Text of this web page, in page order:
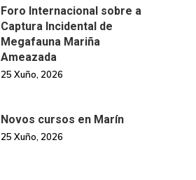
Foro Internacional sobre a
Captura Incidental de
Megafauna Mariña
Ameazada
25 Xuño, 2026
Novos cursos en Marín
25 Xuño, 2026